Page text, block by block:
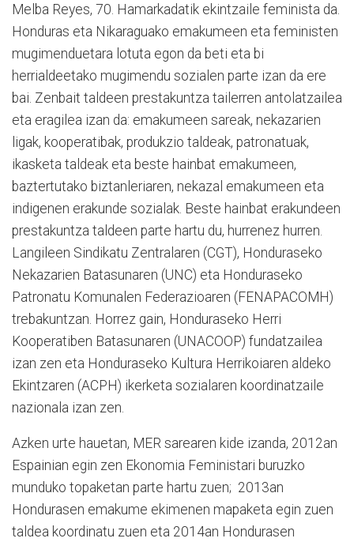
Melba Reyes, 70. Hamarkadatik ekintzaile feminista da.
Honduras eta Nikaraguako emakumeen eta feministen
mugimenduetara lotuta egon da beti eta bi
herrialdeetako mugimendu sozialen parte izan da ere
bai. Zenbait taldeen prestakuntza tailerren antolatzailea
eta eragilea izan da: emakumeen sareak, nekazarien
ligak, kooperatibak, produkzio taldeak, patronatuak,
ikasketa taldeak eta beste hainbat emakumeen,
baztertutako biztanleriaren, nekazal emakumeen eta
indigenen erakunde sozialak. Beste hainbat erakundeen
prestakuntza taldeen parte hartu du, hurrenez hurren.
Langileen Sindikatu Zentralaren (CGT), Honduraseko
Nekazarien Batasunaren (UNC) eta Honduraseko
Patronatu Komunalen Federazioaren (FENAPACOMH)
trebakuntzan. Horrez gain, Honduraseko Herri
Kooperatiben Batasunaren (UNACOOP) fundatzailea
izan zen eta Honduraseko Kultura Herrikoiaren aldeko
Ekintzaren (ACPH) ikerketa sozialaren koordinatzaile
nazionala izan zen.
Azken urte hauetan, MER sarearen kide izanda, 2012an
Espainian egin zen Ekonomia Feministari buruzko
munduko topaketan parte hartu zuen; 2013an
Hondurasen emakume ekimenen mapaketa egin zuen
taldea koordinatu zuen eta 2014an Hondurasen